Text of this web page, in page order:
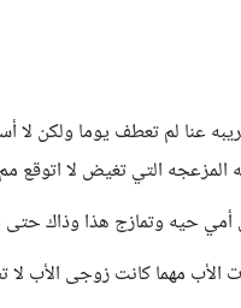
عنا لم تعطف يوما ولكن لا
المزعجه التي تغيض لا اتوقع
حيه وتمازج هذا وذاك حتى
مهما كانت زوجى الأب لا